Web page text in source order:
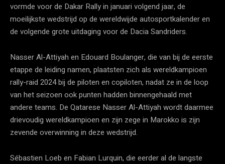
vormde voor de Dakar Rally in januari volgend jaar, de
moeilijkste wedstrijd op de wereldwijde autosportkalender en
de volgende grote uitdaging voor de Dacia Sandriders.
Nasser Al-Attiyah en Edouard Boulanger, die van bij de eerste
etappe de leiding namen, plaatsten zich als wereldkampioen
rally-raid 2024 bij de piloten en copiloten, nadat ze in de loop
van het seizoen ook punten hadden binnengehaald met
andere teams. De Qatarese Nasser Al-Attiyah wordt daarmee
drievoudig wereldkampioen en zijn zege in Marokko is zijn
zevende overwinning in deze wedstrijd.
Sébastien Loeb en Fabian Lurquin, die eerder al de langste